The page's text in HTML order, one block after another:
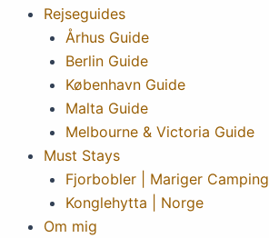
Rejseguides
Århus Guide
Berlin Guide
København Guide
Malta Guide
Melbourne & Victoria Guide
Must Stays
Fjorbobler | Mariger Camping
Konglehytta | Norge
Om mig